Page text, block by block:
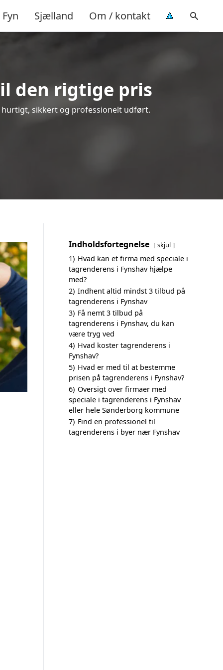
Fyn Sjælland Om / kontakt
den rigtige pris
hurtigt, sikkert og professionelt udført.
Indholdsfortegnelse skjul
1) Hvad kan et firma med speciale i
tagrenderens i Fynshav hjælpe
med?
2) Indhent altid mindst 3 tilbud på
tagrenderens i Fynshav
3) Få nemt 3 tilbud på
tagrenderens i Fynshav, du kan
være tryg ved
4) Hvad koster tagrenderens i
Fynshav?
5) Hvad er med til at bestemme
prisen på tagrenderens i Fynshav?
6) Oversigt over firmaer med
speciale i tagrenderens i Fynshav
eller hele Sønderborg kommune
7) Find en professionel til
tagrenderens i byer nær Fynshav